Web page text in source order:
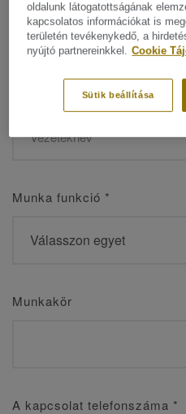
Vezetéknév*
Munka funkció *
Munkakör
A kapcsolat telefonszáma *
oldalunk látogatottságának
kapcsolatos információkat is
területén tevékenykedő, a
nyújtó partnereinkkel. Cookie
Sütik beállítása